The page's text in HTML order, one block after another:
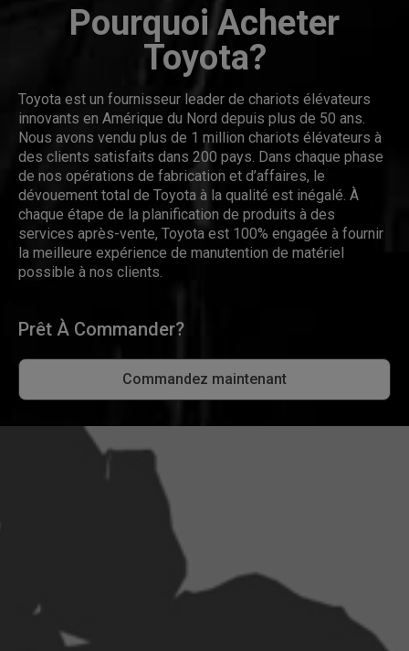
Pourquoi Acheter
Toyota?
Toyota est un fournisseur leader de chariots élévateurs
innovants en Amérique du Nord depuis plus de 50 ans.
Nous avons vendu plus de 1 million chariots élévateurs à
des clients satisfaits dans 200 pays. Dans chaque phase
de nos opérations de fabrication et d’affaires, le
dévouement total de Toyota à la qualité est inégalé. À
chaque étape de la planification de produits à des
services après-vente, Toyota est 100% engagée à fournir
la meilleure expérience de manutention de matériel
possible à nos clients.
Prêt À Commander?
Commandez maintenant